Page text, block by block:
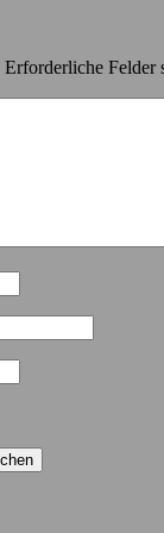
Erforderliche Felder